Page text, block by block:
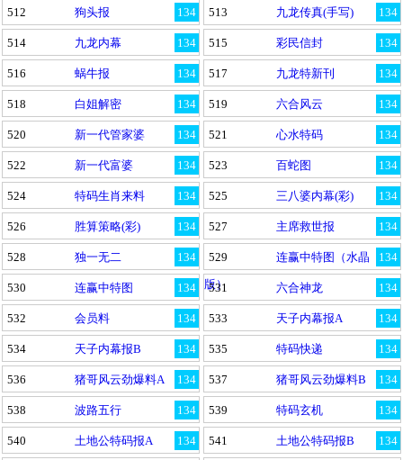
134
512 狗头报 134
513 九龙传真(手写)
134
514 九龙内幕 134
515 彩民信封
134
516 蜗牛报 134
517 九龙特新刊
134
518 白姐解密 134
519 六合风云
134
520 新一代管家婆 134
521 心水特码
134
522 新一代富婆 134
523 百蛇图
134
524 特码生肖来料 134
525 三八婆内幕(彩)
134
526 胜算策略(彩) 134
527 主席救世报
134
528 独一无二 134
529
连赢中特图（水晶
版）
134
530 连赢中特图 134
531 六合神龙
134
532 会员料 134
533 天子内幕报A
134
534 天子内幕报B 134
535 特码快递
134
536 猪哥风云劲爆料A 134
537 猪哥风云劲爆料B
134
538 波路五行 134
539 特码玄机
134
540 土地公特码报A 134
541 土地公特码报B